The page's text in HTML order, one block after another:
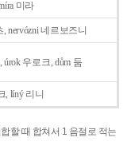
미라
, nervózni 네르보즈니
úrok 우로크, dům 둠
, líný 리니
할 때 합쳐서 1 음절로 적는